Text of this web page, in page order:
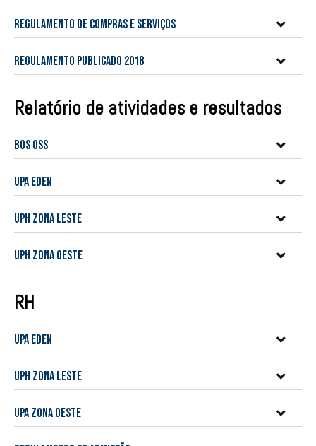
Regulamento de Compras e Serviços
Regulamento publicado 2018
Relatório de atividades e resultados
BOS OSS
UPA Eden
UPH Zona Leste
UPH Zona Oeste
RH
UPA Eden
UPH Zona Leste
UPA Zona Oeste